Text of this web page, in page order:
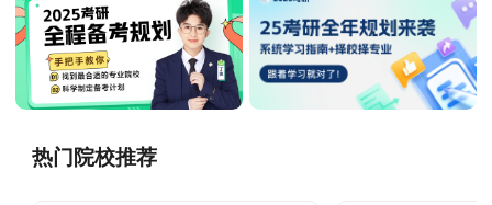
热门院校推荐